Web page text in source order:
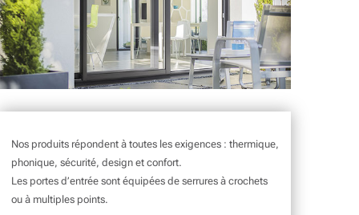
Nos produits répondent à toutes les exigences : thermique,
phonique, sécurité, design et confort.
Les portes d’entrée sont équipées de serrures à crochets
ou à multiples points.